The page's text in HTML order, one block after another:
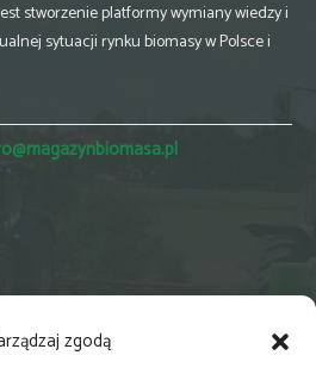
zgodą
stworzenie platformy wymiany wiedzy i
sytuacji rynku biomasy w Polsce i